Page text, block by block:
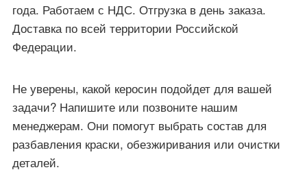
года. Работаем с НДС. Отгрузка в день заказа.
Доставка по всей территории Российской
Федерации.
Не уверены, какой керосин подойдет для вашей
задачи? Напишите или позвоните нашим
менеджерам. Они помогут выбрать состав для
разбавления краски, обезжиривания или очистки
деталей.